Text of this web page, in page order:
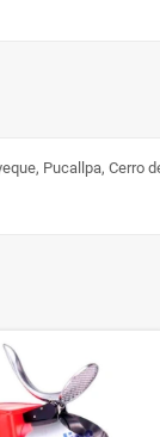
Pucallpa, Cerro